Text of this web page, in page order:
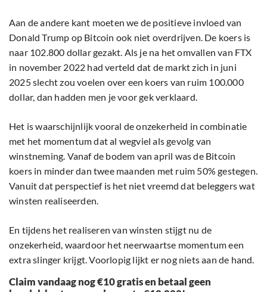
Aan de andere kant moeten we de positieve invloed van
Donald Trump op Bitcoin ook niet overdrijven. De koers is
naar 102.800 dollar gezakt. Als je na het omvallen van FTX
in november 2022 had verteld dat de markt zich in juni
2025 slecht zou voelen over een koers van ruim 100.000
dollar, dan hadden men je voor gek verklaard.
Het is waarschijnlijk vooral de onzekerheid in combinatie
met het momentum dat al wegviel als gevolg van
winstneming. Vanaf de bodem van april was de Bitcoin
koers in minder dan twee maanden met ruim 50% gestegen.
Vanuit dat perspectief is het niet vreemd dat beleggers wat
winsten realiseerden.
En tijdens het realiseren van winsten stijgt nu de
onzekerheid, waardoor het neerwaartse momentum een
extra slinger krijgt. Voorlopig lijkt er nog niets aan de hand.
Claim vandaag nog €10 gratis en betaal geen